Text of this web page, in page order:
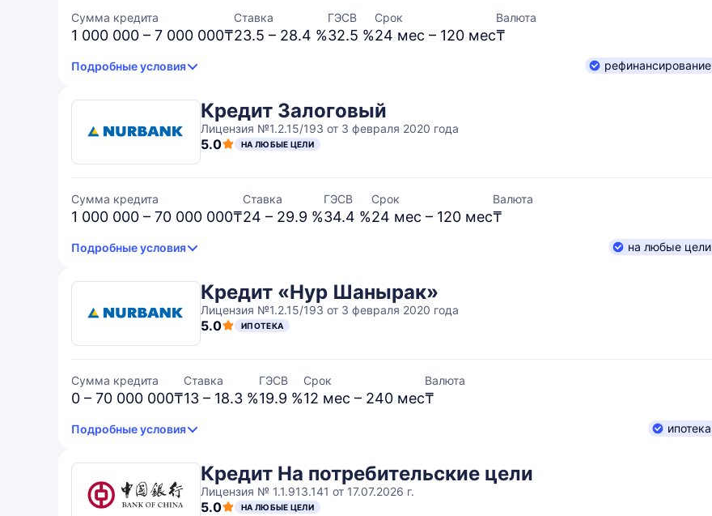
Сумма кредита
1 000 000 – 7 000 000₸
Ставка
23.5 – 28.4 %
ГЭСВ
32.5 %
Срок
24 мес – 120 мес
Валюта
₸
рефинансирование
Подробные условия
Кредит Залоговый
Лицензия №1.2.15/193 от 3 февраля 2020 года
5.0 НА ЛЮБЫЕ ЦЕЛИ
Сумма кредита
1 000 000 – 70 000 000₸
Ставка
24 – 29.9 %
ГЭСВ
34.4 %
Срок
24 мес – 120 мес
Валюта
₸
на любые цели
Подробные условия
Кредит «Нур Шанырак»
Лицензия №1.2.15/193 от 3 февраля 2020 года
5.0 ИПОТЕКА
Сумма кредита
0 – 70 000 000₸
Ставка
13 – 18.3 %
ГЭСВ
19.9 %
Срок
12 мес – 240 мес
Валюта
₸
ипотека
Подробные условия
Кредит На потребительские цели
Лицензия № 1.1.913.141 от 17.07.2026 г.
5.0 НА ЛЮБЫЕ ЦЕЛИ